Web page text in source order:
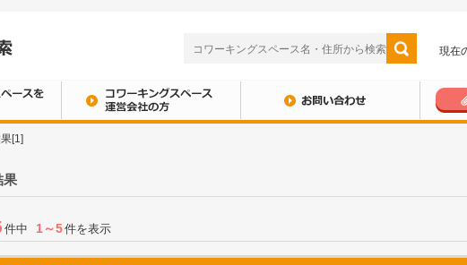
現在
[1]
果
件中 1～5件を表示